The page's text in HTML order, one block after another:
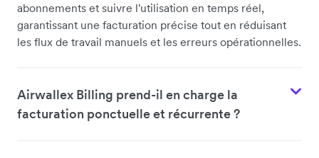
abonnements et suivre l'utilisation en temps réel,
garantissant une facturation précise tout en réduisant
les flux de travail manuels et les erreurs opérationnelles.
Airwallex Billing prend-il en charge la
facturation ponctuelle et récurrente ?